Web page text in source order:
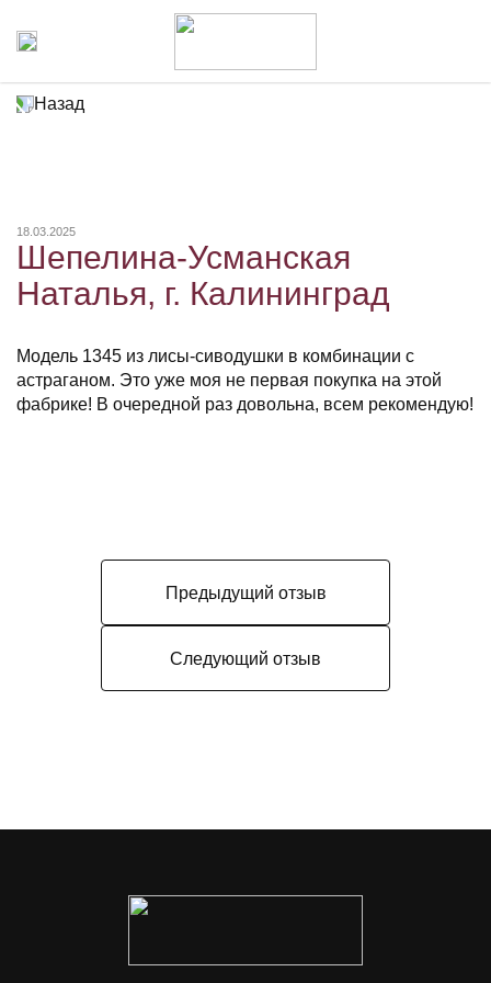
Назад
18.03.2025
Шепелина-Усманская
Наталья, г. Калининград
Модель 1345 из лисы-сиводушки в комбинации с
астраганом. Это уже моя не первая покупка на этой
фабрике! В очередной раз довольна, всем рекомендую!
Предыдущий отзыв
Следующий отзыв